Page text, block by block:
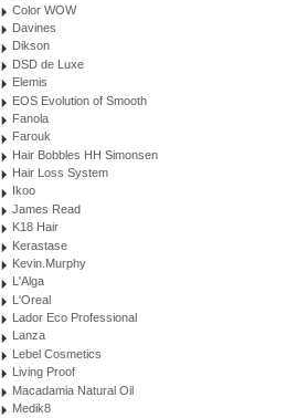
Color WOW
Davines
Dikson
DSD de Luxe
Elemis
EOS Evolution of Smooth
Fanola
Farouk
Hair Bobbles HH Simonsen
Hair Loss System
Ikoo
James Read
K18 Hair
Kerastase
Kevin.Murphy
L'Alga
L'Oreal
Lador Eco Professional
Lanza
Lebel Cosmetics
Living Proof
Macadamia Natural Oil
Medik8